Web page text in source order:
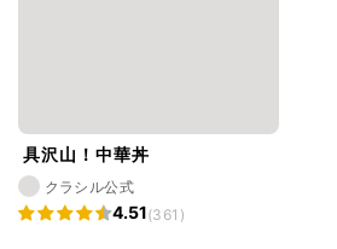
具沢山！中華丼
クラシル公式
4.51(361)